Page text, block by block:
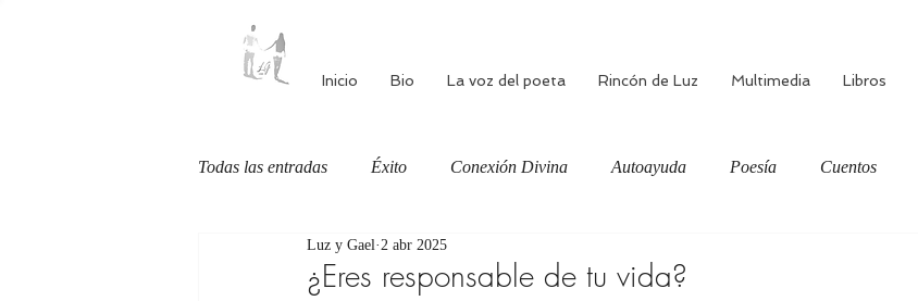
Inicio Bio La voz del poeta Rincón de Luz Multimedia Libros
Todas las entradas Éxito Conexión Divina Autoayuda Poesía Cuentos
Autoestima Alimentación consciente
¿Eres responsable de tu vida?
Luz y Gael 2 abr 2025